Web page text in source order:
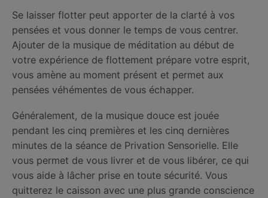
Se laisser flotter peut apporter de la clarté à vos
pensées et vous donner le temps de vous centrer.
Ajouter de la musique de méditation au début de
votre expérience de flottement prépare votre esprit,
vous amène au moment présent et permet aux
pensées véhémentes de vous échapper.
Généralement, de la musique douce est jouée
pendant les cinq premières et les cinq dernières
minutes de la séance de Privation Sensorielle. Elle
vous permet de vous livrer et de vous libérer, ce qui
vous aide à lâcher prise en toute sécurité. Vous
quitterez le caisson avec une plus grande conscience